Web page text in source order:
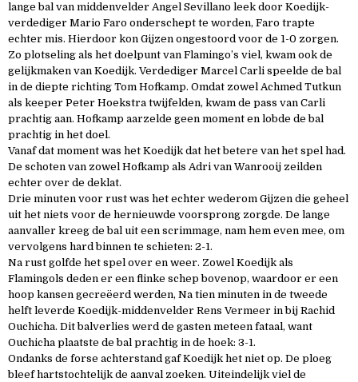
lange bal van middenvelder Angel Sevillano leek door Koedijk-
verdediger Mario Faro onderschept te worden, Faro trapte
echter mis. Hierdoor kon Gijzen ongestoord voor de 1-0 zorgen.
Zo plotseling als het doelpunt van Flamingo’s viel, kwam ook de
gelijkmaken van Koedijk. Verdediger Marcel Carli speelde de bal
in de diepte richting Tom Hofkamp. Omdat zowel Achmed Tutkun
als keeper Peter Hoekstra twijfelden, kwam de pass van Carli
prachtig aan. Hofkamp aarzelde geen moment en lobde de bal
prachtig in het doel.
Vanaf dat moment was het Koedijk dat het betere van het spel had.
De schoten van zowel Hofkamp als Adri van Wanrooij zeilden
echter over de deklat.
Drie minuten voor rust was het echter wederom Gijzen die geheel
uit het niets voor de hernieuwde voorsprong zorgde. De lange
aanvaller kreeg de bal uit een scrimmage, nam hem even mee, om
vervolgens hard binnen te schieten: 2-1.
Na rust golfde het spel over en weer. Zowel Koedijk als
Flamingols deden er een flinke schep bovenop, waardoor er een
hoop kansen gecreëerd werden, Na tien minuten in de tweede
helft leverde Koedijk-middenvelder Rens Vermeer in bij Rachid
Ouchicha. Dit balverlies werd de gasten meteen fataal, want
Ouchicha plaatste de bal prachtig in de hoek: 3-1.
Ondanks de forse achterstand gaf Koedijk het niet op. De ploeg
bleef hartstochtelijk de aanval zoeken. Uiteindelijk viel de